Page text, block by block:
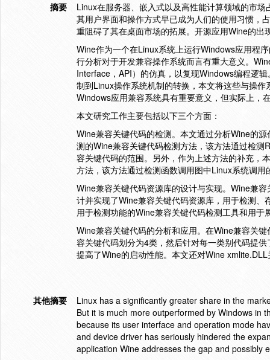
摘要
Linux在服务器、嵌入式以及高性能计算领域的市
其用户界面和操作方式早已成为人们的使用习惯，
重阻碍了其在桌面市场的拓展。开源应用Wine的
Wine作为一个在Linux系统上运行Windows应用程
行分析对于开发兼容操作系统而言有重大意义。
Interface，API）的仿真，以复现Windows编程逻
制到Linux操作系统机制的转换，本文将这些与操
Windows应用兼容系统具有重要意义，但实际上，
本文研究工作主要包括以下三个方面：
Wine兼容关键代码的检测。本文通过分析Wine的
测的Wine兼容关键代码检测方法，该方法通过检
容关键代码的范围。另外，作为上述方法的补充，
方法，该方法通过检测函数调用图中Linux系统调
Wine兼容关键代码资源库的设计与实现。Wine兼
计并实现了Wine兼容关键代码资源库，用于检测
用于检测功能的Wine兼容关键代码检测工具和用
Wine兼容关键代码的分析和应用。在Wine兼容关
容关键代码划分为4类，然后针对每一类别代码提
提高了Wine的启动性能。本文还对Wine
其他摘要
Linux has a significantly greater share in the
But it is much more outperformed by Windows in
because its user interface and operation mode
and device driver has seriously hindered the
application Wine addresses the gap and possibly